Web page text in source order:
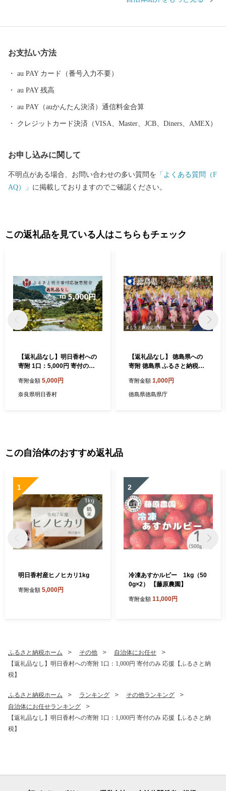
色の古墳壁画を誇る高松塚古墳やキトラ古墳などの文化遺産が数
日香法）が制定され、国の特別立法で保全された他に類を見ない
地域となっています。
お支払い方法
au PAY カード（番号入力不要）
au PAY 残高
au PAY（auかんたん決済）通信料金合算
クレジットカード決済（VISA、Master、JCB、Diners、AMEX）
お申し込みに関して
不明点がある場合、お問い合わせの多い質問を 「よくある質問（F
AQ）」 に掲載しておりますのでご確認ください。
この返礼品を見ている人はこちらもチェック
【返礼品なし】明日香村への
寄附 1口：5,000円 寄付のみ
寄附金額 5,000円
奈良県明日香村
【返礼品なし】 徳島県への
寄附 徳島県 ふるさと納税応
支援 寄付 寄附 ふるさと納税
観光 とくしま 徳島
寄附金額 1,000円
徳島県徳島県庁
この自治体のおすすめ返礼品
1
明日香村産ヒノヒカリ1kg
寄附金額 5,000円
2
冷凍あすかルビー 1kg（50
0g×2） 【藤原農園】
寄附金額 11,000円
ふるさと納税ホーム その他
自治体にお任せ
【返礼品なし】明日香村への寄附 1口：1,000円 寄付のみ 応援【ふるさと納
税】
ふるさと納税ホーム ランキング
その他ランキング
自治体にお任せランキング
【返礼品なし】明日香村への寄附 1口：1,000円 寄付のみ 応援【ふるさと納
税】